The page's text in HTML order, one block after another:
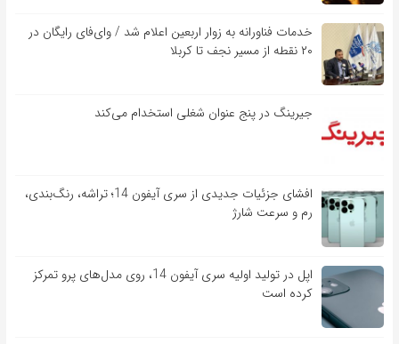
خدمات فناورانه به زوار اربعین اعلام شد / وای‌فای رایگان در
۲۰ نقطه از مسیر نجف تا کربلا
جیرینگ در پنج عنوان شغلی استخدام می‌کند
افشای جزئیات جدیدی از سری آیفون 14؛ تراشه، رنگ‌بندی،
رم و سرعت شارژ
اپل در تولید اولیه سری آیفون 14، روی مدل‌های پرو تمرکز
کرده است